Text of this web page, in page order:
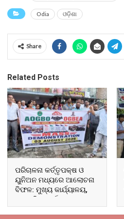
Odia ଓଡ଼ିଶା
Share
Related Posts
ପରିଚାଳନା କର୍ତ୍ତୃପକ୍ଷ ଓ
ୟୁନିଅନ ମଧ୍ୟରେ ଆଲୋଚନା
ବିଫଳ: ମୁଖ୍ୟ କାର୍ଯ୍ୟାଳୟ,
ଆଞ୍ଚଳିକ କାର୍ଯ୍ୟାଳୟ ଓ
ସମସ୍ତ ବ୍ଲକ ମୁଖ୍ୟାଳୟରେ